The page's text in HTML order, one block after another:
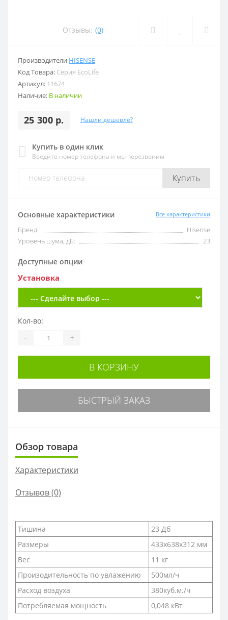
Отзывы: (0)
Производители HISENSE
Код Товара: Серия EcoLife
Артикул: 11674
Наличие: В наличии
25 300 р. Нашли дешевле?
Купить в один клик
Введите номер телефона и мы перезвоним
Купить
Основные характеристики Все характеристики
Бренд:
Hisense
Уровень шума, дБ:
23
Доступные опции
Установка
Кол-во:
- +
В КОРЗИНУ
БЫСТРЫЙ ЗАКАЗ
Обзор товара
Характеристики
Отзывов (0)
Тишина
23 Дб
Размеры
433х638х312 мм
Вес
11 кг
Произодительность по увлажению
500мл/ч
Расход воздуха
380куб.м./ч
Потребляемая мощность
0,048 кВт